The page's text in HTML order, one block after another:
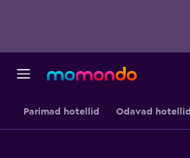
Parimad hotellid Odavad hotellid